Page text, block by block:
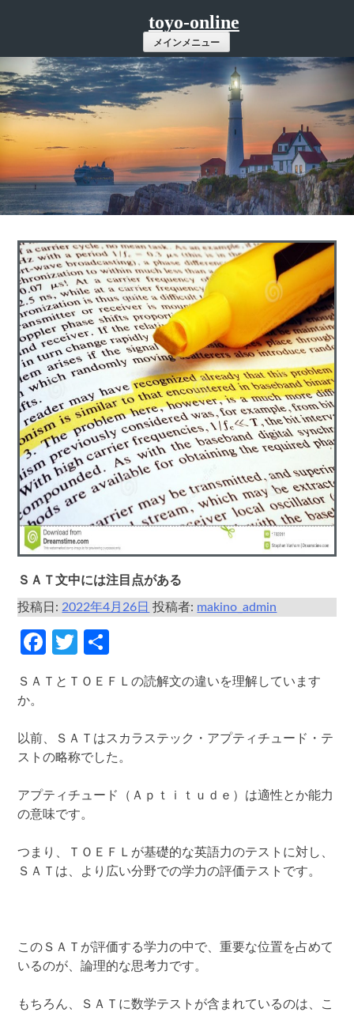
ツ
へ
ス
キ
ッ
プ
toyo-online
メインメニュー
ＳＡＴ文中には注目点がある
投稿日:2022年4月26日 投稿者: makino_admin
Facebook
Twitter
ＳＡＴとＴＯＥＦＬの読解文の違いを理解しています
か。
以前、ＳＡＴはスカラステック・アプティチュード・テ
ストの略称でした。
アプティチュード（Ａｐｔｉｔｕｄｅ）は適性とか能力
の意味です。
つまり、ＴＯＥＦＬが基礎的な英語力のテストに対し、
ＳＡＴは、より広い分野での学力の評価テストです。
このＳＡＴが評価する学力の中で、重要な位置を占めて
いるのが、論理的な思考力です。
もちろん、ＳＡＴに数学テストが含まれているのは、こ